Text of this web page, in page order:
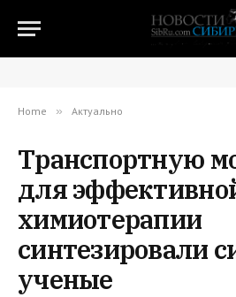
Home » Актуально
Транспортную
для
химиотерапии
синтезировали
ученые